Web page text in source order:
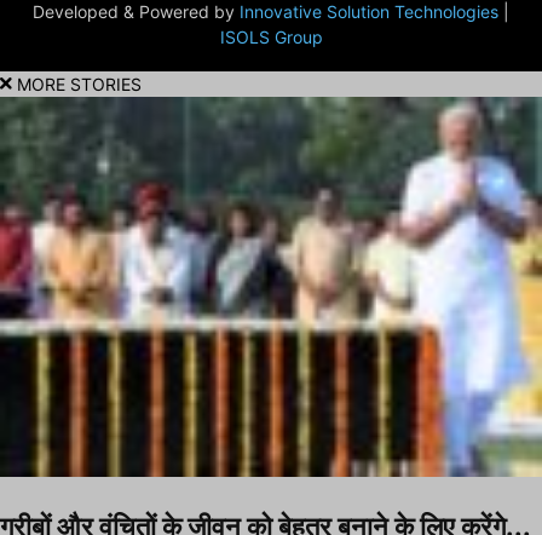
Developed & Powered by Innovative Solution Technologies
ISOLS Group
MORE STORIES
गरीबों और वंचितों के जीवन को बेहतर बनाने के लिए करेंगे...